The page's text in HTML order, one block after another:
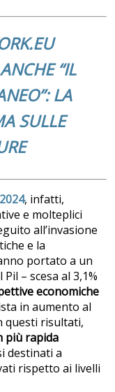
“IL
LA
SULLE
, infatti,
e molteplici
all’invasione
e la
portato a un
– scesa al 3,1%
economiche
in aumento al
questi risultati,
più rapida
destinati a
rispetto ai livelli